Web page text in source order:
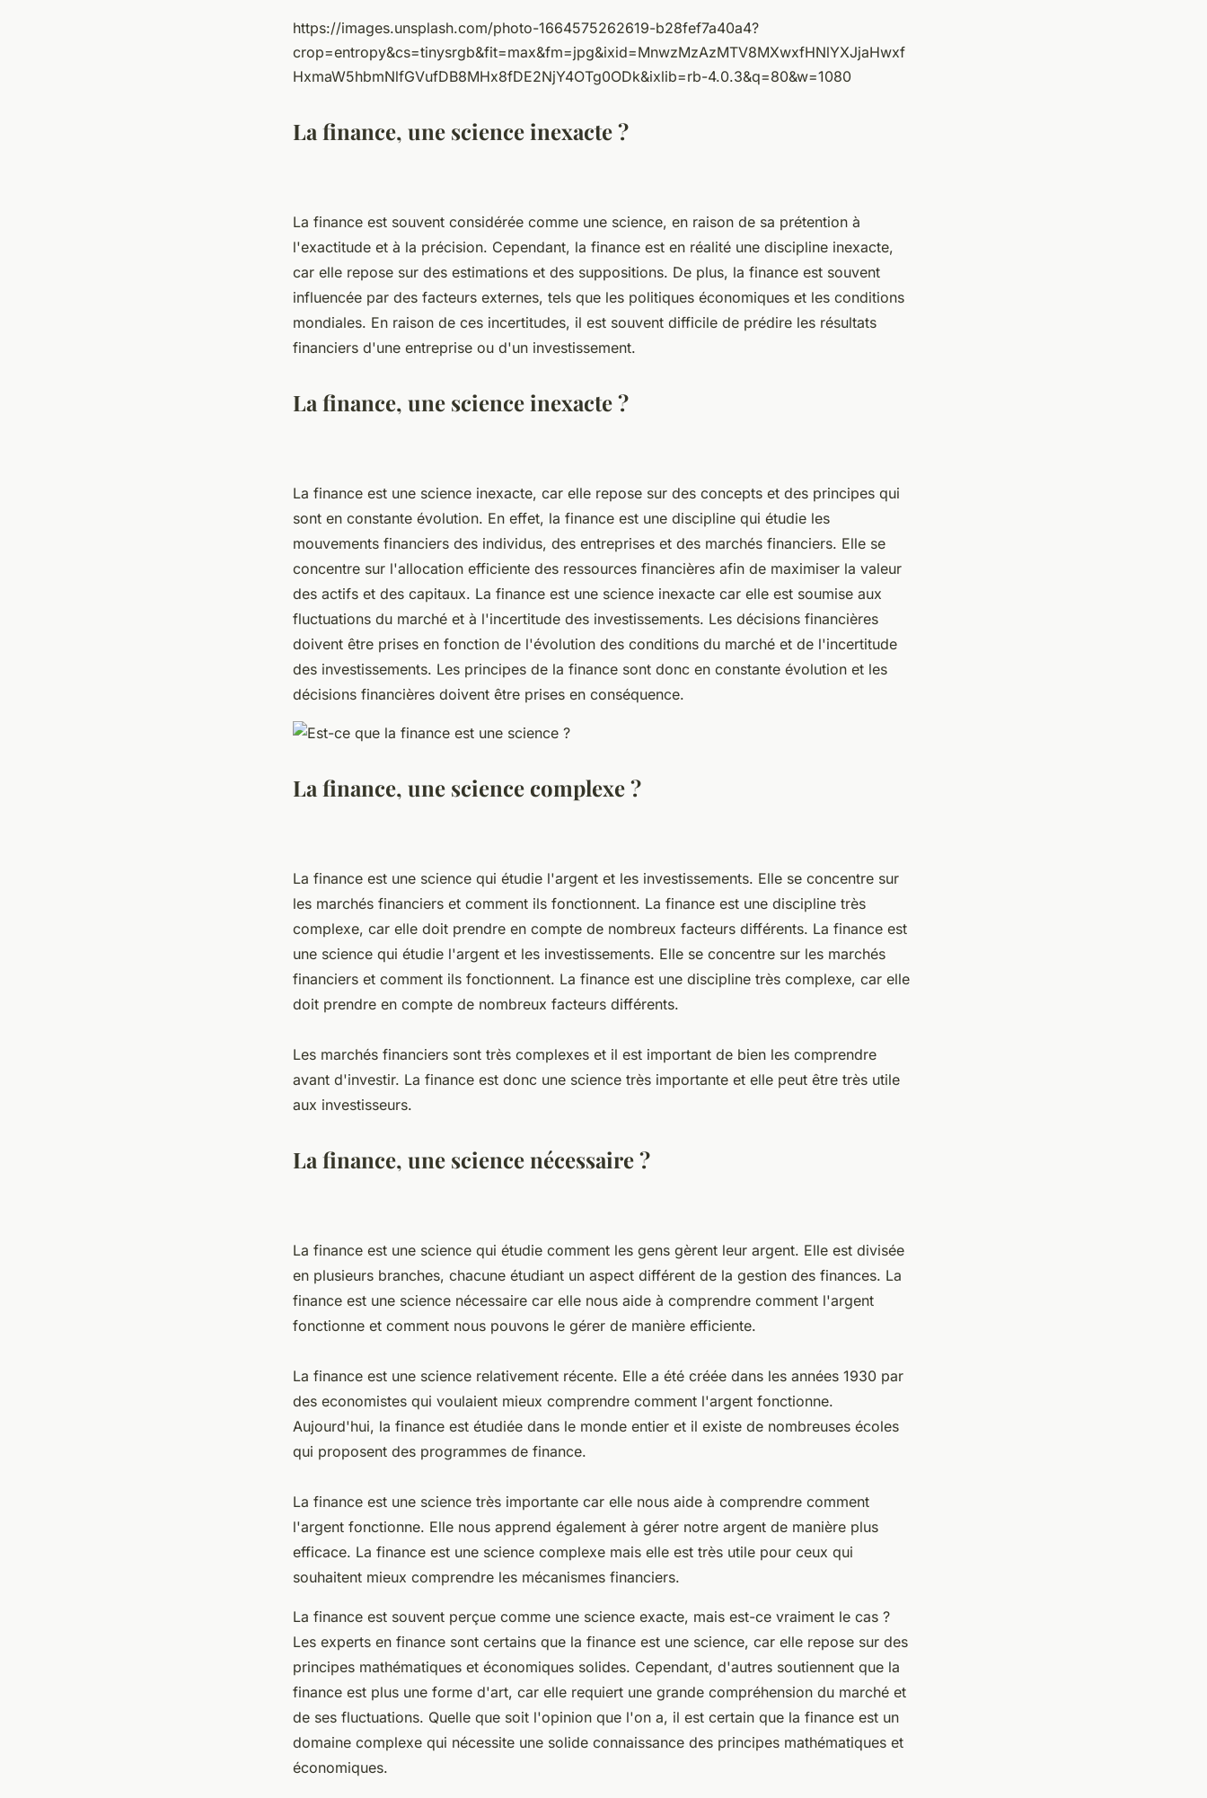
https://images.unsplash.com/photo-1664575262619-b28fef7a40a4?
crop=entropy&cs=tinysrgb&fit=max&fm=jpg&ixid=MnwzMzAzMTV8MXwxfHNlYXJjaHwxf
HxmaW5hbmNlfGVufDB8MHx8fDE2NjY4OTg0ODk&ixlib=rb-4.0.3&q=80&w=1080
La finance, une science inexacte ?
La finance est souvent considérée comme une science, en raison de sa prétention à
l'exactitude et à la précision. Cependant, la finance est en réalité une discipline inexacte,
car elle repose sur des estimations et des suppositions. De plus, la finance est souvent
influencée par des facteurs externes, tels que les politiques économiques et les conditions
mondiales. En raison de ces incertitudes, il est souvent difficile de prédire les résultats
financiers d'une entreprise ou d'un investissement.
La finance, une science inexacte ?
La finance est une science inexacte, car elle repose sur des concepts et des principes qui
sont en constante évolution. En effet, la finance est une discipline qui étudie les
mouvements financiers des individus, des entreprises et des marchés financiers. Elle se
concentre sur l'allocation efficiente des ressources financières afin de maximiser la valeur
des actifs et des capitaux. La finance est une science inexacte car elle est soumise aux
fluctuations du marché et à l'incertitude des investissements. Les décisions financières
doivent être prises en fonction de l'évolution des conditions du marché et de l'incertitude
des investissements. Les principes de la finance sont donc en constante évolution et les
décisions financières doivent être prises en conséquence.
La finance, une science complexe ?
La finance est une science qui étudie l'argent et les investissements. Elle se concentre sur
les marchés financiers et comment ils fonctionnent. La finance est une discipline très
complexe, car elle doit prendre en compte de nombreux facteurs différents. La finance est
une science qui étudie l'argent et les investissements. Elle se concentre sur les marchés
financiers et comment ils fonctionnent. La finance est une discipline très complexe, car elle
doit prendre en compte de nombreux facteurs différents.
Les marchés financiers sont très complexes et il est important de bien les comprendre
avant d'investir. La finance est donc une science très importante et elle peut être très utile
aux investisseurs.
La finance, une science nécessaire ?
La finance est une science qui étudie comment les gens gèrent leur argent. Elle est divisée
en plusieurs branches, chacune étudiant un aspect différent de la gestion des finances. La
finance est une science nécessaire car elle nous aide à comprendre comment l'argent
fonctionne et comment nous pouvons le gérer de manière efficiente.
La finance est une science relativement récente. Elle a été créée dans les années 1930 par
des economistes qui voulaient mieux comprendre comment l'argent fonctionne.
Aujourd'hui, la finance est étudiée dans le monde entier et il existe de nombreuses écoles
qui proposent des programmes de finance.
La finance est une science très importante car elle nous aide à comprendre comment
l'argent fonctionne. Elle nous apprend également à gérer notre argent de manière plus
efficace. La finance est une science complexe mais elle est très utile pour ceux qui
souhaitent mieux comprendre les mécanismes financiers.
La finance est souvent perçue comme une science exacte, mais est-ce vraiment le cas ?
Les experts en finance sont certains que la finance est une science, car elle repose sur des
principes mathématiques et économiques solides. Cependant, d'autres soutiennent que la
finance est plus une forme d'art, car elle requiert une grande compréhension du marché et
de ses fluctuations. Quelle que soit l'opinion que l'on a, il est certain que la finance est un
domaine complexe qui nécessite une solide connaissance des principes mathématiques et
économiques.